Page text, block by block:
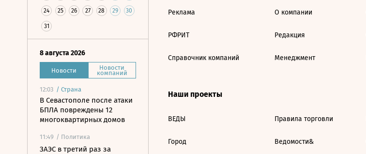
24 25 26 27 28 29 30
31
8 августа 2026
Новости Новости
компаний
12:03 / Страна
В Севастополе после атаки
БПЛА повреждены 12
многоквартирных домов
11:49 / Политика
ЗАЭС в третий раз за
Реклама
РФРИТ
Справочник компаний
О компании
Редакция
Менеджмент
Наши проекты
ВЕДЫ
Город
Правила торговли
Ведомости&